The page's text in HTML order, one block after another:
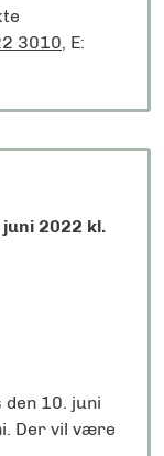
3010, E:
2022 kl.
10. juni
Der vil være